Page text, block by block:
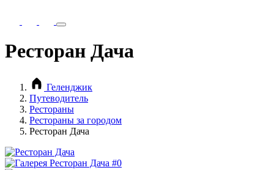
Ресторан Дача
Геленджик
Путеводитель
Рестораны
Рестораны за городом
Ресторан Дача